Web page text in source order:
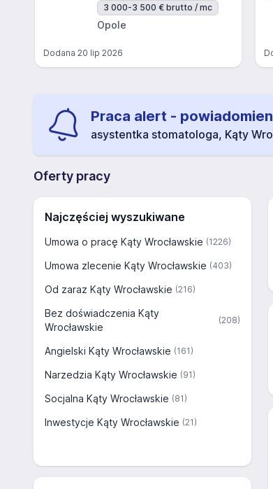
3 000-3 500 € brutto / mc
Opole
Dodana 20 lip 2026
Praca alert -
asystentka stomatologa, Kąty
Oferty pracy
Najczęściej wyszukiwane
Umowa o pracę Kąty Wrocławskie (1226)
Umowa zlecenie Kąty Wrocławskie (403)
Od zaraz Kąty Wrocławskie (216)
Bez doświadczenia Kąty
Wrocławskie
(208)
Angielski Kąty Wrocławskie (161)
Narzedzia Kąty Wrocławskie (91)
Socjalna Kąty Wrocławskie (81)
Inwestycje Kąty Wrocławskie (21)